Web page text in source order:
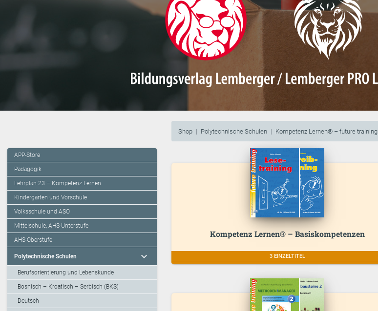
Shop Polytechnische Schulen Kompetenz Lernen® – future training
APP-Store
Pädagogik
Lehrplan 23 – Kompetenz Lernen
Kindergarten und Vorschule
Volksschule und ASO
Mittelschule, AHS-Unterstufe
AHS-Oberstufe
Polytechnische Schulen expand_more
Berufsorientierung und Lebenskunde
Bosnisch – Kroatisch – Serbisch (BKS)
Deutsch
Kompetenz Lernen® – Basiskompetenzen
3 EINZELTITEL